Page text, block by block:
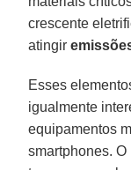
crescente
atingir
Esses
igualmente
equipamentos
smartphones. O